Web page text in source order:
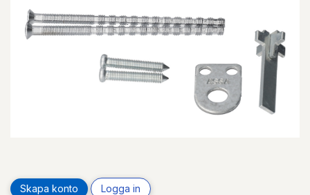
Skapa konto Logga in